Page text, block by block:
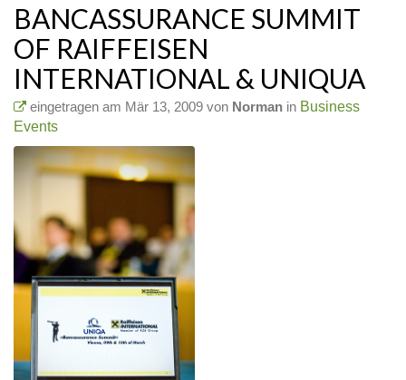
BANCASSURANCE SUMMIT
OF RAIFFEISEN
INTERNATIONAL & UNIQUA
eingetragen am Mär 13, 2009 von Norman in Business
Events